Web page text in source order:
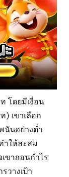
โดยมีเงื่อน
) เขาเลือก
นันอย่างต่ำ
ให้สะสม
ขาถอนกำไร
วางเป้า